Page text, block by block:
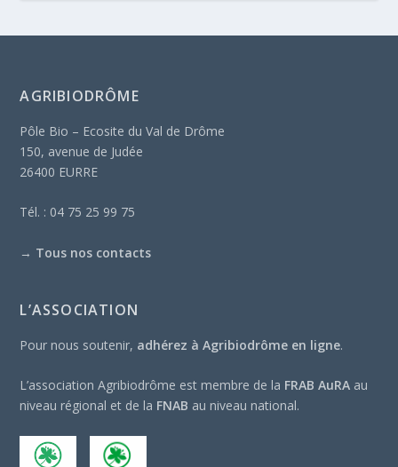
AGRIBIODRÔME
Pôle Bio – Ecosite du Val de Drôme
150, avenue de Judée
26400 EURRE
Tél. : 04 75 25 99 75
→ Tous nos contacts
L’ASSOCIATION
Pour nous soutenir, adhérez à Agribiodrôme en ligne.
L’association Agribiodrôme est membre de la FRAB AuRA au
niveau régional et de la FNAB au niveau national.